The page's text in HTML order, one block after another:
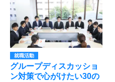
就職活動
グループディスカッショ
ン対策で心がけたい30の